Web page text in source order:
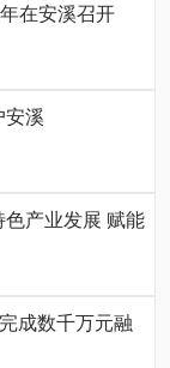
在安溪召开
安溪
产业发展 赋能
成数千万元融